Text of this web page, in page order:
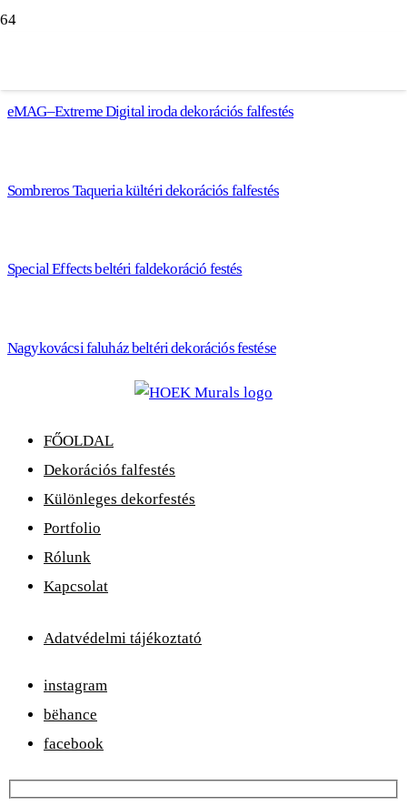
eMAG–Extreme Digital iroda dekorációs falfestés
Sombreros Taqueria kültéri dekorációs falfestés
Special Effects beltéri faldekoráció festés
Nagykovácsi faluház beltéri dekorációs festése
FŐOLDAL
Dekorációs falfestés
Különleges dekorfestés
Portfolio
Rólunk
Kapcsolat
Adatvédelmi tájékoztató
instagram
bëhance
facebook